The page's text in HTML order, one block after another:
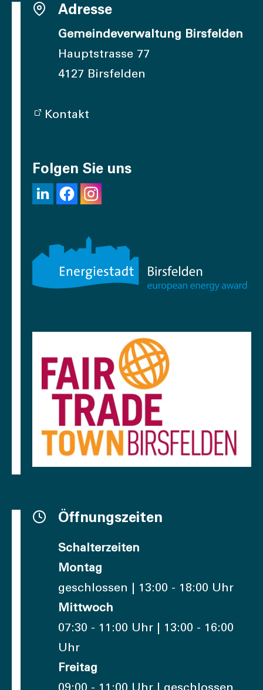
Adresse
Gemeindeverwaltung Birsfelden
Hauptstrasse 77
4127 Birsfelden
Kontakt
Folgen Sie uns
Öffnungszeiten
Schalterzeiten
Montag
geschlossen | 13:00 - 18:00 Uhr
Mittwoch
07:30 - 11:00 Uhr | 13:00 - 16:00
Uhr
Freitag
09:00 - 11:00 Uhr | geschlossen